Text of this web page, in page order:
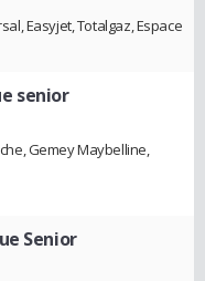
Easyjet, Totalgaz, Espace
senior
Gemey Maybelline,
Senior